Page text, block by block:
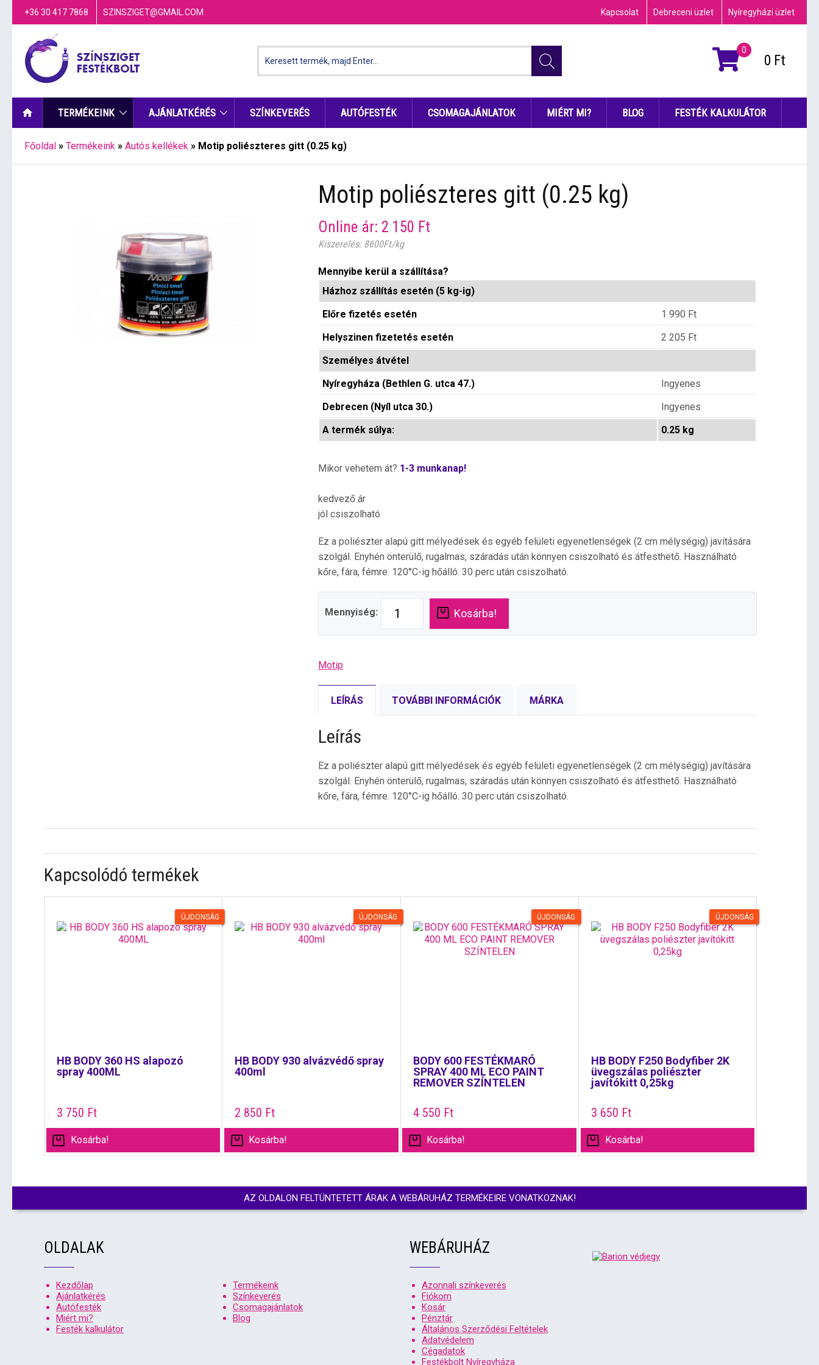
+36 30 417 7868 SZINSZIGET@GMAIL.COM Kapcsolat Debreceni üzlet Nyíregyházi üzlet
0
0 Ft
TERMÉKEINK AJÁNLATKÉRÉS SZÍNKEVERÉS AUTÓFESTÉK CSOMAGAJÁNLATOK MIÉRT MI? BLOG FESTÉK KALKULÁTOR
Főoldal » Termékeink » Autós kellékek » Motip poliészteres gitt (0.25 kg)
Motip poliészteres gitt (0.25 kg)
Online ár: 2 150 Ft
Kiszerelés: 8600Ft/kg
Mennyibe kerül a szállítása?
Házhoz szállítás esetén (5 kg-ig)
Előre fizetés esetén
1 990 Ft
Helyszinen fizetetés esetén
2 205 Ft
Személyes átvétel
Nyíregyháza (Bethlen G. utca 47.)
Ingyenes
Debrecen (Nyíl utca 30.)
Ingyenes
A termék súlya:
0.25 kg
Mikor vehetem át? 1-3 munkanap!
kedvező ár
jól csiszolható
Ez a poliészter alapú gitt mélyedések és egyéb felületi egyenetlenségek (2 cm mélységig) javítására
szolgál. Enyhén önterülő, rugalmas, száradás után könnyen csiszolható és átfesthető. Használható
kőre, fára, fémre. 120°C-ig hőálló. 30 perc után csiszolható.
Mennyiség: Kosárba!
Motip
LEÍRÁS TOVÁBBI INFORMÁCIÓK MÁRKA
Leírás
Ez a poliészter alapú gitt mélyedések és egyéb felületi egyenetlenségek (2 cm mélységig) javítására
szolgál. Enyhén önterülő, rugalmas, száradás után könnyen csiszolható és átfesthető. Használható
kőre, fára, fémre. 120°C-ig hőálló. 30 perc után csiszolható.
Kapcsolódó termékek
ÚJDONSÁG
HB BODY 360 HS alapozó
spray 400ML
3 750 Ft
Kosárba!
ÚJDONSÁG
HB BODY 930 alvázvédő spray
400ml
2 850 Ft
Kosárba!
ÚJDONSÁG
BODY 600 FESTÉKMARÓ
SPRAY 400 ML ECO PAINT
REMOVER SZÍNTELEN
4 550 Ft
Kosárba!
ÚJDONSÁG
HB BODY F250 Bodyfiber 2K
üvegszálas poliészter
javítókitt 0,25kg
3 650 Ft
Kosárba!
AZ OLDALON FELTÜNTETETT ÁRAK A WEBÁRUHÁZ TERMÉKEIRE VONATKOZNAK!
OLDALAK
Kezdőlap
Termékeink
Ajánlatkérés
Színkeverés
Autófesték
Csomagajánlatok
Miért mi?
Blog
Festék kalkulátor
WEBÁRUHÁZ
Azonnali színkeverés
Fiókom
Kosár
Pénztár
Általános Szerződési Feltételek
Adatvédelem
Cégadatok
Festékbolt Nyíregyháza